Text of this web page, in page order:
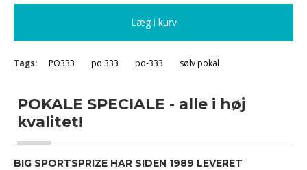
Læg i kurv
Tags: PO333 po 333 po-333 sølv pokal
POKALE SPECIALE - alle i høj
kvalitet!
BIG SPORTSPRIZE HAR SIDEN 1989 LEVERET